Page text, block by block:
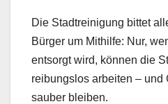
Die Stadtreinigung bittet
Bürger um Mithilfe: Nur,
entsorgt wird, können die
reibungslos arbeiten – und
sauber bleiben.